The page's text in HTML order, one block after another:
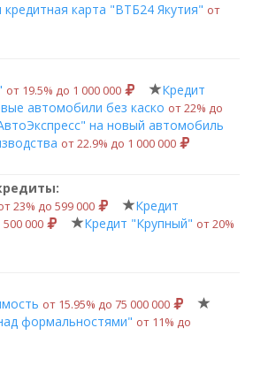
кредитная карта "ВТБ24 Якутия" от
от 19.5% до 1 000 000
Кредит
автомобили без каско от 22% до
на новый автомобиль
от 22.9% до 1 000 000
23% до 599 000
Кредит
500 000 Кредит "Крупный" от 20%
от 15.95% до 75 000 000
формальностями" от 11% до